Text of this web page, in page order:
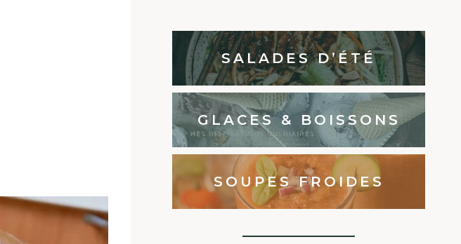
SALADES D’ÉTÉ
GLACES & BOISSONS
SOUPES FROIDES